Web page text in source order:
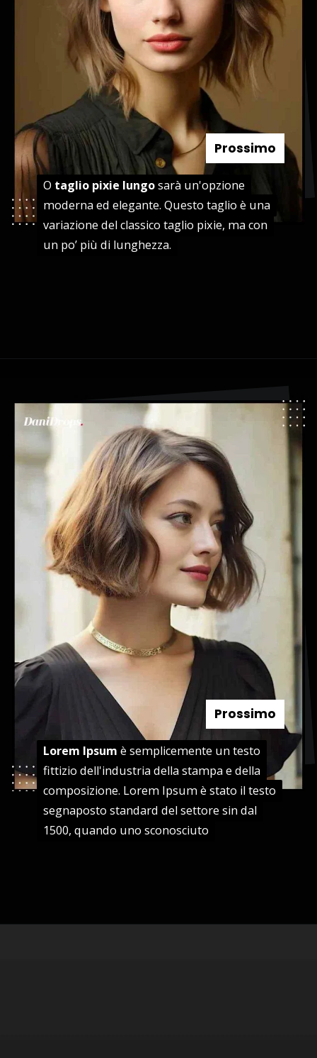
O taglio pixie lungosarà un'opzione
moderna ed elegante. Questo taglio è una
variazione del classico taglio pixie, ma con
un po’ più di lunghezza.
O taglio pixie lungosarà un'opzione
moderna ed elegante. Questo taglio è una
variazione del classico taglio pixie, ma con
un po’ più di lunghezza.
Prossimo
Lorem Ipsum è semplicemente un testo
fittizio dell'industria della stampa e della
composizione. Lorem Ipsum è stato il testo
segnaposto standard del settore sin dal
1500, quando uno sconosciuto
Lorem Ipsum è semplicemente un testo
fittizio dell'industria della stampa e della
composizione. Lorem Ipsum è stato il testo
segnaposto standard del settore sin dal
1500, quando uno sconosciuto
Prossimo